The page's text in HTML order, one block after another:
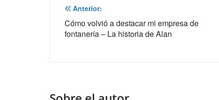
Navegación
de
entradas
Anterior:
Cómo volvió a destacar mi empresa de
fontanería – La historia de Alan